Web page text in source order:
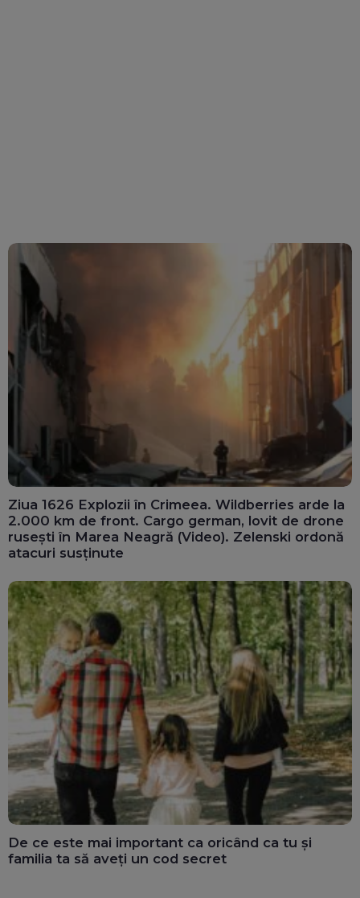
Ziua 1626 Explozii în Crimeea. Wildberries arde la
2.000 km de front. Cargo german, lovit de drone
rusești în Marea Neagră (Video). Zelenski ordonă
atacuri susținute
De ce este mai important ca oricând ca tu și
familia ta să aveți un cod secret